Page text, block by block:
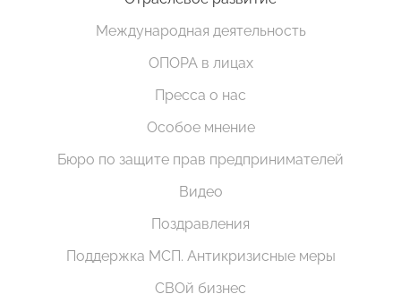
Международная деятельность
ОПОРА в лицах
Пресса о нас
Особое мнение
Бюро по защите прав предпринимателей
Видео
Поздравления
Поддержка МСП. Антикризисные меры
СВОй бизнес